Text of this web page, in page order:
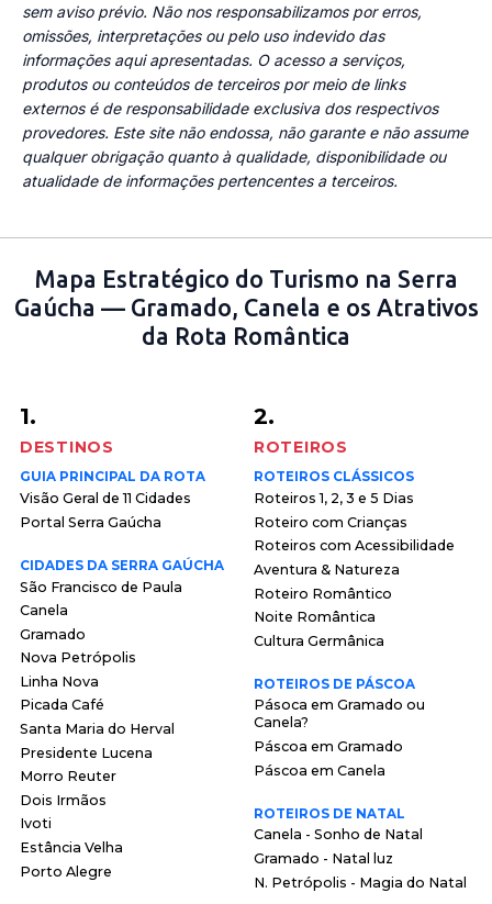
sem aviso prévio. Não nos responsabilizamos por erros,
omissões, interpretações ou pelo uso indevido das
informações aqui apresentadas. O acesso a serviços,
produtos ou conteúdos de terceiros por meio de links
externos é de responsabilidade exclusiva dos respectivos
provedores. Este site não endossa, não garante e não assume
qualquer obrigação quanto à qualidade, disponibilidade ou
atualidade de informações pertencentes a terceiros.
Mapa Estratégico do Turismo na Serra
Gaúcha — Gramado, Canela e os Atrativos
da Rota Romântica
1.
DESTINOS
GUIA PRINCIPAL DA ROTA
Visão Geral de 11 Cidades
Portal Serra Gaúcha
CIDADES DA SERRA GAÚCHA
São Francisco de Paula
Canela
Gramado
Nova Petrópolis
Linha Nova
Picada Café
Santa Maria do Herval
Presidente Lucena
Morro Reuter
Dois Irmãos
Ivoti
Estância Velha
Porto Alegre
2.
ROTEIROS
ROTEIROS CLÁSSICOS
Roteiros 1, 2, 3 e 5 Dias
Roteiro com Crianças
Roteiros com Acessibilidade
Aventura & Natureza
Roteiro Romântico
Noite Romântica
Cultura Germânica
ROTEIROS DE PÁSCOA
Pásoca em Gramado ou
Canela?
Páscoa em Gramado
Páscoa em Canela
ROTEIROS DE NATAL
Canela - Sonho de Natal
Gramado - Natal luz
N. Petrópolis - Magia do Natal